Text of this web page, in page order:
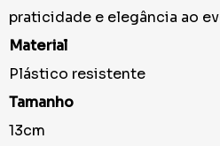
praticidade e elegância ao
Material
Plástico resistente
Tamanho
13cm